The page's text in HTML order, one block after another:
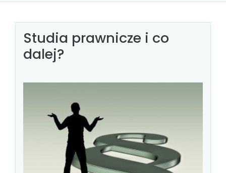
Studia prawnicze i co
dalej?